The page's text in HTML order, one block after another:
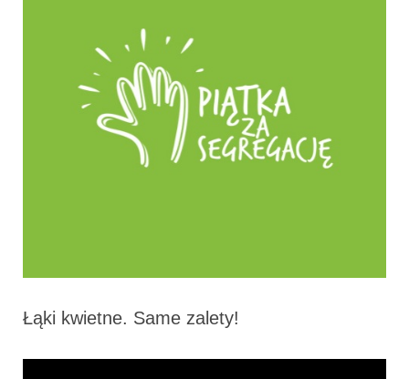
Łąki kwietne. Same zalety!